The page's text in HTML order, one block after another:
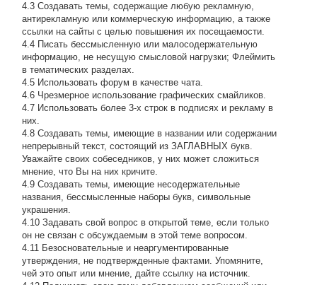
4.3 Создавать темы, содержащие любую рекламную,
антирекламную или коммерческую информацию, а также
ссылки на сайты с целью повышения их посещаемости.
4.4 Писать бессмысленнyю или малосодеpжательнyю
инфоpмацию, не несущую смысловой нагрузки; Флеймить
в тематических разделах.
4.5 Использовать форум в качестве чата.
4.6 Чрезмерное использование графических смайликов.
4.7 Использовать более 3-х строк в подписях и рекламу в
них.
4.8 Создавать темы, имеющие в названии или содержании
непрерывный текст, состоящий из ЗАГЛАВНЫХ букв.
Уважайте своих собеседников, у них может сложиться
мнение, что Вы на них кричите.
4.9 Создавать темы, имеющие несодержательные
названия, бессмысленные наборы букв, символьные
украшения.
4.10 Задавать свой вопрос в открытой теме, если только
он не связан с обсуждаемым в этой теме вопросом.
4.11 Безосновательные и неаргументированные
утверждения, не подтвержденные фактами. Упомяните,
чей это опыт или мнение, дайте ссылку на источник.